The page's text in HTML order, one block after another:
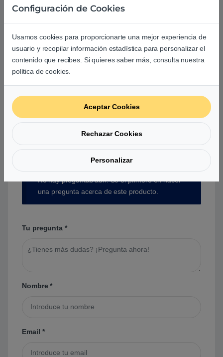
Aún no hay reseñas.
Preguntas y respuestas de los
usuarios sobre este producto
No hay preguntas aún. Sé el primero en hacer
una pregunta acerca de este producto.
Tu pregunta *
Nombre*
Email *
Configuración de Cookies
Usamos cookies para proporcionarte una mejor experiencia de
usuario y recopilar información estadística para personalizar el
contenido que recibes. Si quieres saber más, consulta nuestra
política de cookies.
Aceptar Cookies
Rechazar Cookies
Personalizar